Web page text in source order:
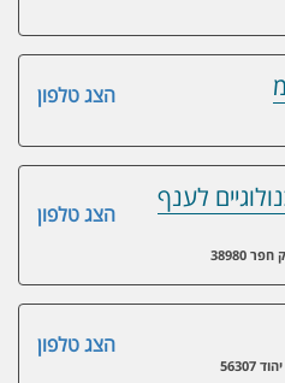
הצג טלפון
הצג טלפון
לענף
38980
הצג טלפון